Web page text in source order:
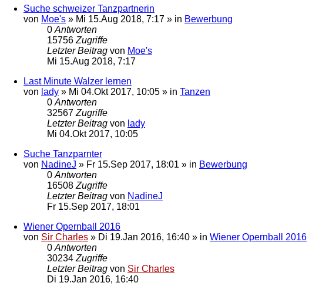
Suche schweizer Tanzpartnerin
von Moe's » Mi 15.Aug 2018, 7:17 » in Bewerbung
0 Antworten
15756 Zugriffe
Letzter Beitrag von Moe's
Mi 15.Aug 2018, 7:17
Last Minute Walzer lernen
von lady » Mi 04.Okt 2017, 10:05 » in Tanzen
0 Antworten
32567 Zugriffe
Letzter Beitrag von lady
Mi 04.Okt 2017, 10:05
Suche Tanzparnter
von NadineJ » Fr 15.Sep 2017, 18:01 » in Bewerbung
0 Antworten
16508 Zugriffe
Letzter Beitrag von NadineJ
Fr 15.Sep 2017, 18:01
Wiener Opernball 2016
von Sir Charles » Di 19.Jan 2016, 16:40 » in Wiener Opernball 2016
0 Antworten
30234 Zugriffe
Letzter Beitrag von Sir Charles
Di 19.Jan 2016, 16:40